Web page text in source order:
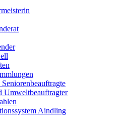
Umweltbeauftragter
Aindling